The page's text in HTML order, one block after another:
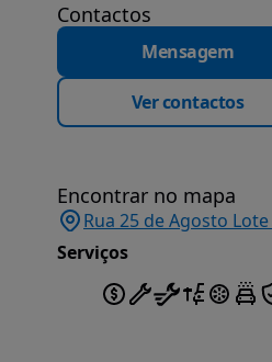
Contactos
Mensagem
Ver contactos
Encontrar no mapa
Rua 25 de Agosto
Serviços